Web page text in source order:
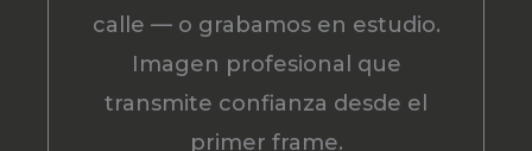
calle — o grabamos en estudio.
Imagen profesional que
transmite confianza desde el
primer frame.